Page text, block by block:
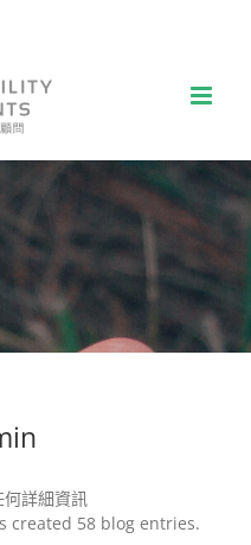
詳細資訊
created 58 blog entries.